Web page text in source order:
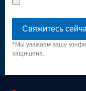
*Мы уважаем вашу
защищена.